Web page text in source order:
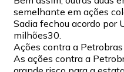
semelhante em ações
Sadia fechou acordo por
milhões30.
Ações contra a Petrobras
As ações contra a